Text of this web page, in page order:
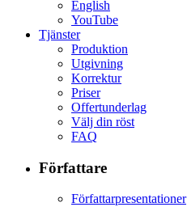
English
YouTube
Tjänster
Produktion
Utgivning
Korrektur
Priser
Offertunderlag
Välj din röst
FAQ
Författare
Författarpresentationer